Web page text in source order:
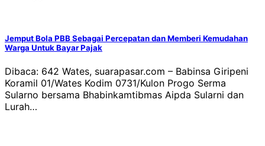
Jemput Bola PBB Sebagai Percepatan dan Memberi Kemudahan
Warga Untuk Bayar Pajak
Dibaca: 642 Wates, suarapasar.com – Babinsa Giripeni
Koramil 01/Wates Kodim 0731/Kulon Progo Serma
Sularno bersama Bhabinkamtibmas Aipda Sularni dan
Lurah…